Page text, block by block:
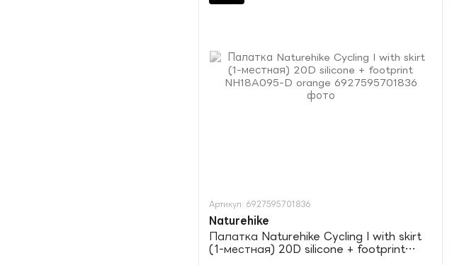
Артикул: 6927595701836
Naturehike
Палатка Naturehike Cycling I with skirt
(1-местная) 20D silicone + footprint